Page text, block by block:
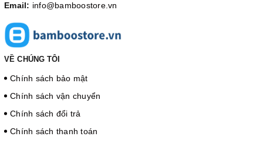
Email: info@bamboostore.vn
VỀ CHÚNG TÔI
Chính sách bảo mật
Chính sách vận chuyển
Chính sách đổi trả
Chính sách thanh toán